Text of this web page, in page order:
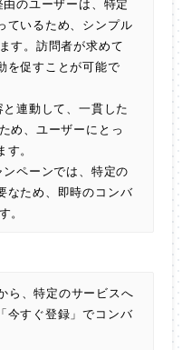
ているため、シンプル
す。訪問者が求めて
を促すことが可能で
連動して、一貫した
め、ユーザーにとっ
。
ペーンでは、特定の
なため、即時のコンバ
。
ら、特定のサービスへ
今すぐ登録」でコンバ